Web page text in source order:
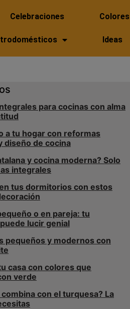
Celebraciones Colores
Ideas
para cocinas con alma
a tu hogar con reformas
diseño de cocina
y cocina moderna? Solo
integrales
tus dormitorios con estos
o en pareja: tu
lucir genial
pequeños y modernos con
casa con colores que
verde
con el turquesa? La